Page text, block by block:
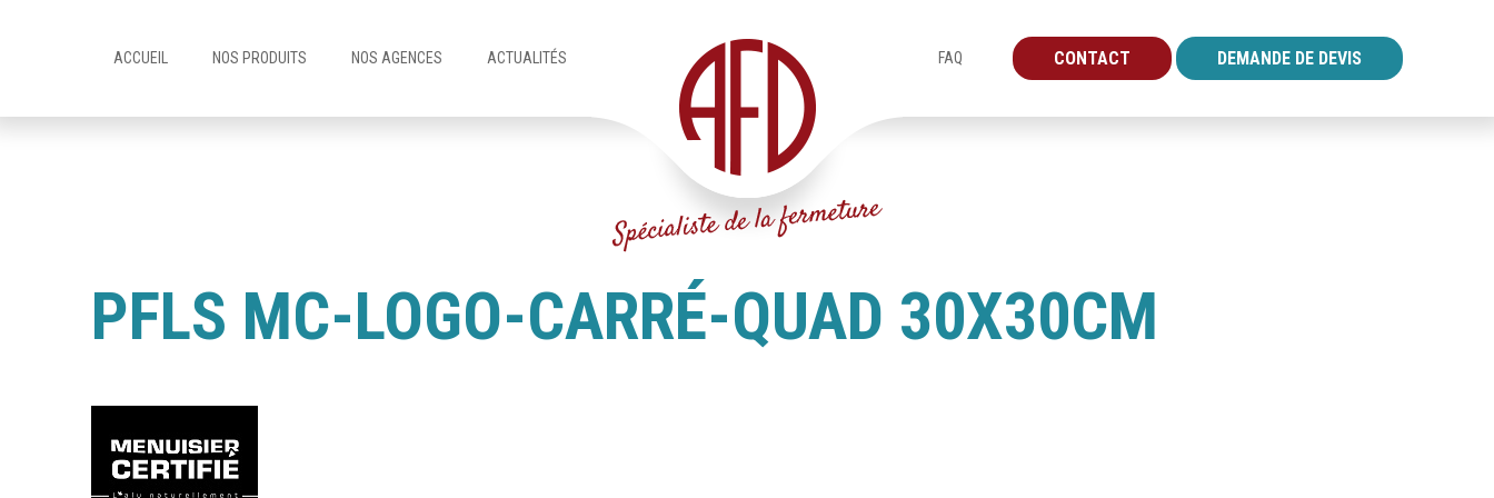
ACCUEIL NOS PRODUITS NOS AGENCES ACTUALITÉS FAQ CONTACT DEMANDE DE DEVIS
PFLS MC-LOGO-CARRÉ-QUAD 30X30CM